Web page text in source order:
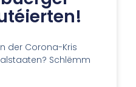
der Corona-Kris
Schlëmm